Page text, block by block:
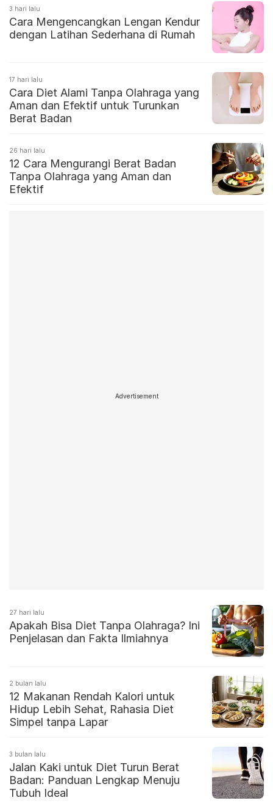
3 hari lalu
Cara Mengencangkan Lengan Kendur
dengan Latihan Sederhana di Rumah
17 hari lalu
Cara Diet Alami Tanpa Olahraga yang
Aman dan Efektif untuk Turunkan
Berat Badan
26 hari lalu
12 Cara Mengurangi Berat Badan
Tanpa Olahraga yang Aman dan
Efektif
Advertisement
27 hari lalu
Apakah Bisa Diet Tanpa Olahraga? Ini
Penjelasan dan Fakta Ilmiahnya
2 bulan lalu
12 Makanan Rendah Kalori untuk
Hidup Lebih Sehat, Rahasia Diet
Simpel tanpa Lapar
3 bulan lalu
Jalan Kaki untuk Diet Turun Berat
Badan: Panduan Lengkap Menuju
Tubuh Ideal